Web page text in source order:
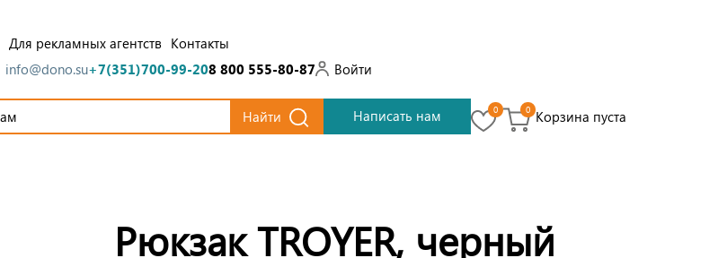
Для рекламных агентств Контакты
info@dono.su+7(351)700-99-208 800 555-80-87 Войти
Найти Написать нам 0 0 Корзина пуста
Рюкзак TROYER, черный